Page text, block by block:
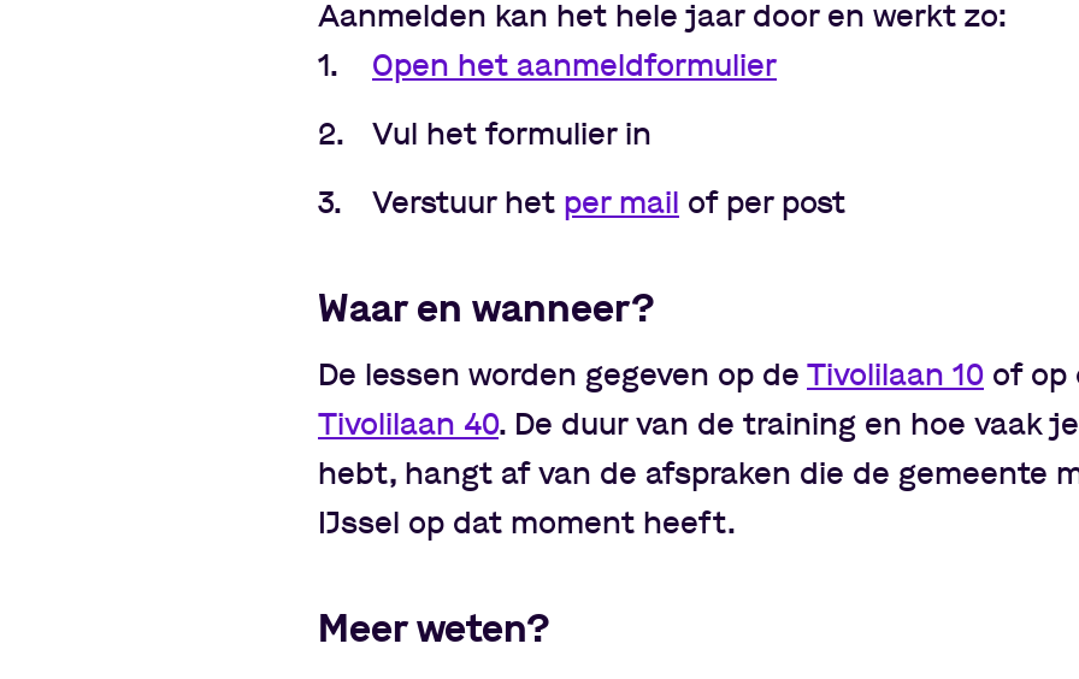
Aanmelden kan het hele jaar door en werkt zo:
Open het aanmeldformulier
Vul het formulier in
Verstuur het per mail of per post
Waar en wanneer?
De lessen worden gegeven op de Tivolilaan 10 of op
Tivolilaan 40. De duur van de training en hoe vaak
hebt, hangt af van de afspraken die de gemeente
IJssel op dat moment heeft.
Meer weten?